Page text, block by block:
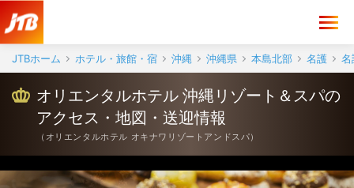
JTBホーム ホテル・旅館・宿 沖縄 沖縄県 本島北部 名護 名
オリエンタルホテル 沖縄リゾート＆スパの
アクセス・地図・送迎情報
（ オリエンタルホテル オキナワリゾートアンドスパ）